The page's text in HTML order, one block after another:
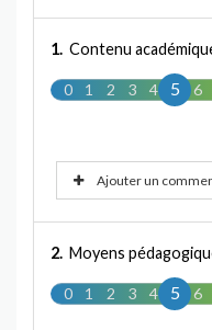
1. Contenu
5
0 1 2 3 4 5 6
Ajouter un
2. Moyens
5
0 1 2 3 4 5 6